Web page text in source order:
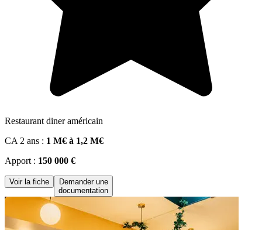
Restaurant diner américain
CA 2 ans : 1 M€ à 1,2 M€
Apport : 150 000 €
Voir la fiche
Demander une
documentation